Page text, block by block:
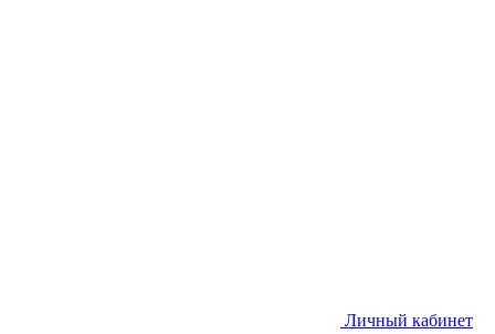
Личный кабинет